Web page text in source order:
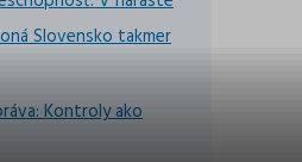
Slovensko takmer
Kontroly ako